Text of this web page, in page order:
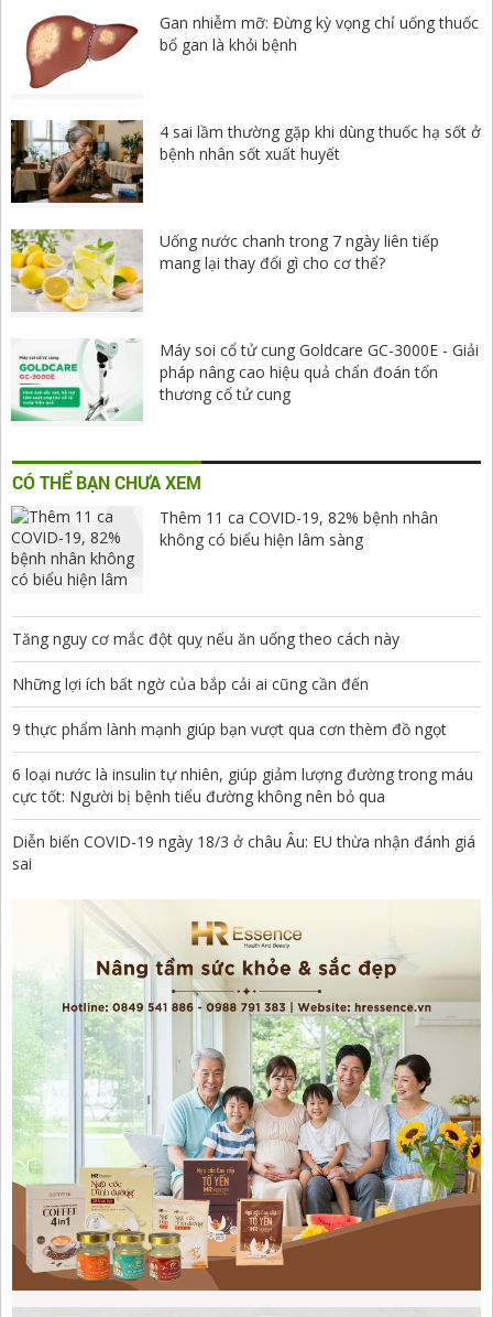
Gan nhiễm mỡ: Đừng kỳ vọng chỉ uống thuốc
bổ gan là khỏi bệnh
4 sai lầm thường gặp khi dùng thuốc hạ sốt ở
bệnh nhân sốt xuất huyết
Uống nước chanh trong 7 ngày liên tiếp
mang lại thay đổi gì cho cơ thể?
Máy soi cổ tử cung Goldcare GC-3000E - Giải
pháp nâng cao hiệu quả chẩn đoán tổn
thương cổ tử cung
CÓ THỂ BẠN CHƯA XEM
Thêm 11 ca COVID-19, 82% bệnh nhân
không có biểu hiện lâm sàng
Tăng nguy cơ mắc đột quỵ nếu ăn uống theo cách này
Những lợi ích bất ngờ của bắp cải ai cũng cần đến
9 thực phẩm lành mạnh giúp bạn vượt qua cơn thèm đồ ngọt
6 loại nước là insulin tự nhiên, giúp giảm lượng đường trong máu
cực tốt: Người bị bệnh tiểu đường không nên bỏ qua
Diễn biến COVID-19 ngày 18/3 ở châu Âu: EU thừa nhận đánh giá
sai